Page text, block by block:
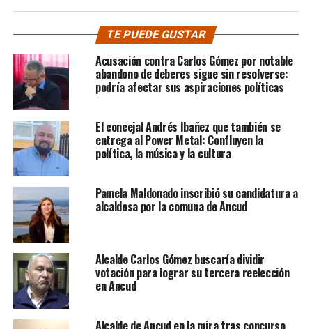
TE PUEDE GUSTAR
Acusación contra Carlos Gómez por notable
abandono de deberes sigue sin resolverse:
podría afectar sus aspiraciones políticas
El concejal Andrés Ibañez que también se
entrega al Power Metal: Confluyen la
política, la música y la cultura
Pamela Maldonado inscribió su candidatura a
alcaldesa por la comuna de Ancud
Alcalde Carlos Gómez buscaría dividir
votación para lograr su tercera reelección
en Ancud
Alcalde de Ancud en la mira tras concurso